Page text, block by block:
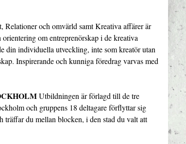
Relationer och omvärld samt Kreativa affärer är
om entreprenörskap i de kreativa
din individuella utveckling, inte som kreatör utan
Inspirerande och kunniga föredrag varvas med
Utbildningen är förlagd till de tre
och gruppens 18 deltagare förflyttar sig
träffar du mellan blocken, i den stad du valt att